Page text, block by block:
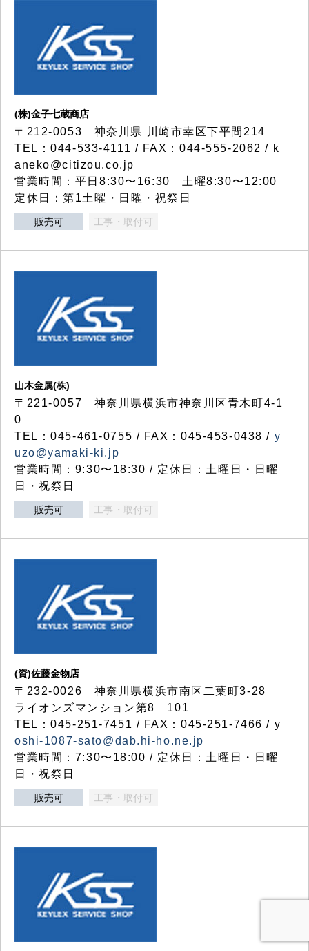
(株)金子七蔵商店
〒212-0053 神奈川県 川崎市幸区下平間214
TEL：044-533-4111 / FAX：044-555-2062 / k
aneko@citizou.co.jp
営業時間：平日8:30〜16:30 土曜8:30〜12:00
定休日：第1土曜・日曜・祝祭日
販売可 工事・取付可
山木金属(株)
〒221-0057 神奈川県横浜市神奈川区青木町4-1
0
TEL：045-461-0755 / FAX：045-453-0438 / y
uzo@yamaki-ki.jp
営業時間：9:30〜18:30 / 定休日：土曜日・日曜
日・祝祭日
販売可 工事・取付可
(資)佐藤金物店
〒232-0026 神奈川県横浜市南区二葉町3-28
ライオンズマンション第8 101
TEL：045-251-7451 / FAX：045-251-7466 / y
oshi-1087-sato@dab.hi-ho.ne.jp
営業時間：7:30〜18:00 / 定休日：土曜日・日曜
日・祝祭日
販売可 工事・取付可